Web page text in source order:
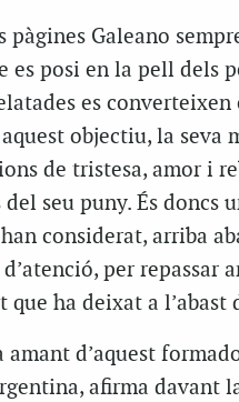
pàgines Galeano
es posi en la pell dels
es converteixen
objectiu, la seva
de tristesa, amor i
seu puny. És doncs
considerat, arriba
per repassar
que ha deixat a
amant d’aquest
afirma davant